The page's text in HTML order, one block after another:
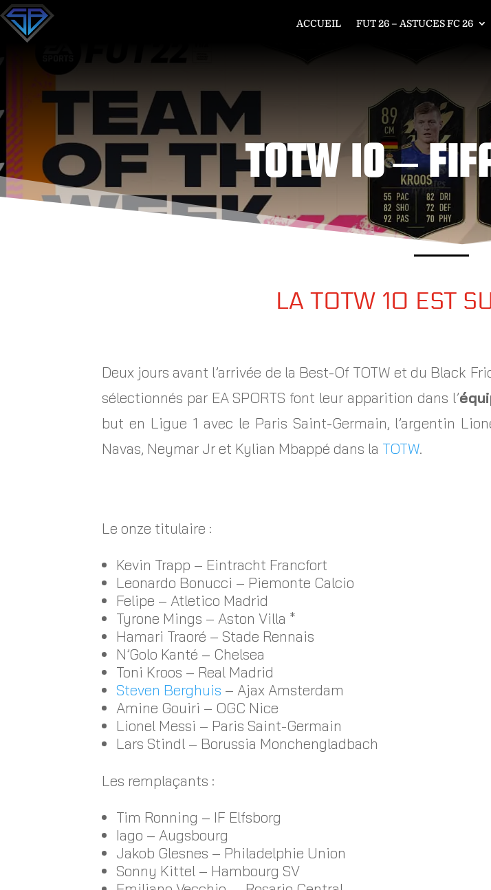
ACCUEIL FUT 26 – ASTUCES FC 26
TOTW 10 –
LA TOTW 10 EST
Deux jours avant l’arrivée de la Best-Of TOTW et du Black
sélectionnés par EA SPORTS font leur apparition dans l’
but en Ligue 1 avec le Paris Saint-Germain, l’argentin
Navas, Neymar Jr et Kylian Mbappé dans la TOTW.
Le onze titulaire :
Kevin Trapp – Eintracht Francfort
Leonardo Bonucci – Piemonte Calcio
Felipe – Atletico Madrid
Tyrone Mings – Aston Villa *
Hamari Traoré – Stade Rennais
N’Golo Kanté – Chelsea
Toni Kroos – Real Madrid
Steven Berghuis – Ajax Amsterdam
Amine Gouiri – OGC Nice
Lionel Messi – Paris Saint-Germain
Lars Stindl – Borussia Monchengladbach
Les remplaçants :
Tim Ronning – IF Elfsborg
Iago – Augsbourg
Jakob Glesnes – Philadelphie Union
Sonny Kittel – Hambourg SV